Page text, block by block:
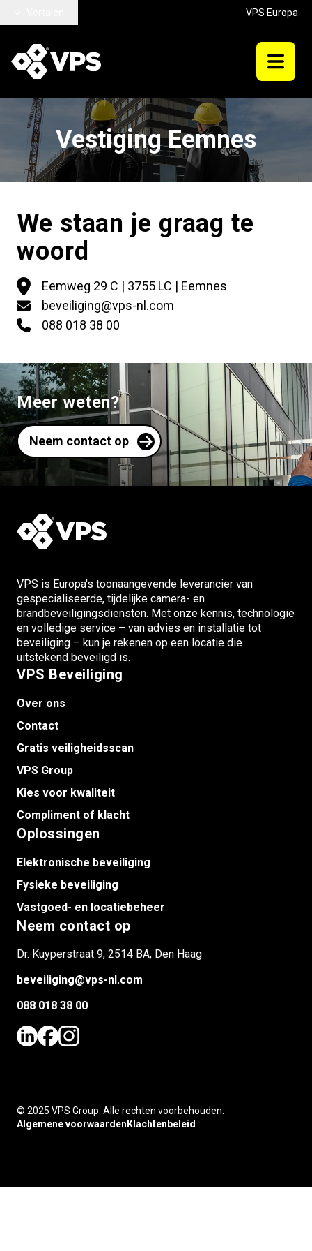
VPS Europa
Vestiging Eemnes
We staan je graag te
woord
Eemweg 29 C | 3755 LC | Eemnes
beveiliging@vps-nl.com
088 018 38 00
Meer weten?
Neem contact op
VPS is Europa's toonaangevende leverancier van
gespecialiseerde, tijdelijke camera- en
brandbeveiligingsdiensten. Met onze kennis, technologie
en volledige service – van advies en installatie tot
beveiliging – kun je rekenen op een locatie die
uitstekend beveiligd is.
VPS Beveiliging
Over ons
Contact
Gratis veiligheidsscan
VPS Group
Kies voor kwaliteit
Compliment of klacht
Oplossingen
Elektronische beveiliging
Fysieke beveiliging
Vastgoed- en locatiebeheer
Neem contact op
Dr. Kuyperstraat 9, 2514 BA, Den Haag
beveiliging@vps-nl.com
088 018 38 00
© 2025 VPS Group. Alle rechten voorbehouden.
Algemene voorwaarden Klachtenbeleid